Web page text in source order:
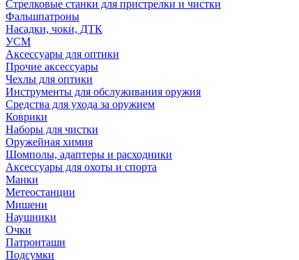
Стрелковые станки для пристрелки и чистки
Фальшпатроны
Насадки, чоки, ДТК
УСМ
Аксессуары для оптики
Прочие аксессуары
Чехлы для оптики
Инструменты для обслуживания оружия
Средства для ухода за оружием
Коврики
Наборы для чистки
Оружейная химия
Шомполы, адаптеры и расходники
Аксессуары для охоты и спорта
Манки
Метеостанции
Мишени
Наушники
Очки
Патронташи
Подсумки